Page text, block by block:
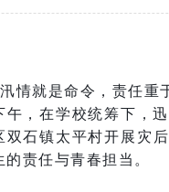
汛情就是命令，责任重
午，在学校统筹下，
双石镇太平村开展灾
的责任与青春担当。